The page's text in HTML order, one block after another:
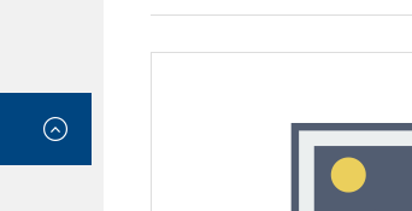
/ PRODUCTS CENTER